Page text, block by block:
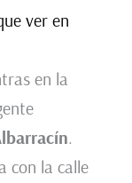
ver en
en la
.
con la calle